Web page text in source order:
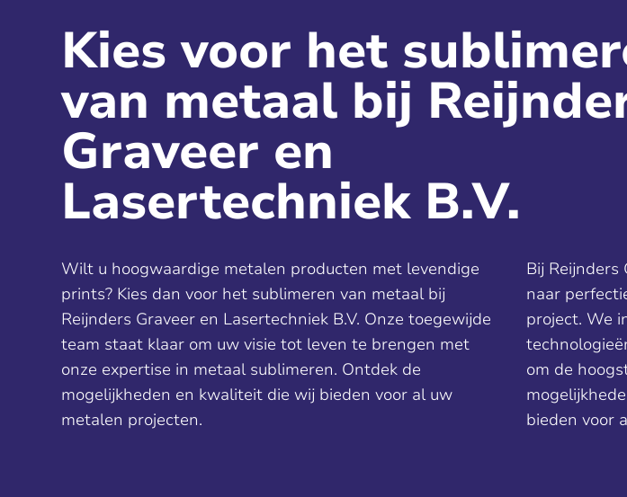
Kies voor het
van metaal bij
Graveer en
Lasertechniek B.V.
Wilt u hoogwaardige metalen producten met levendige
prints? Kies dan voor het sublimeren van metaal bij
Reijnders Graveer en Lasertechniek B.V. Onze toegewijde
team staat klaar om uw visie tot leven te brengen met
onze expertise in metaal sublimeren. Ontdek de
mogelijkheden en kwaliteit die wij bieden voor al uw
metalen projecten.
Bij Reijnders
naar
project. We
om de
bieden voor